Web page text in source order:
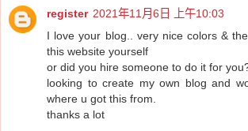
register 2021年11月6日 上午10:03
I love your blog.. very nice colors &
this website yourself
or did you hire someone to do it for
looking to create my own blog and
where u got this from.
thanks a lot